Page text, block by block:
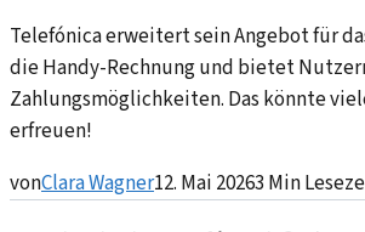
Telefónica erweitert sein Angebot für
die Handy-Rechnung und bietet
Zahlungsmöglichkeiten. Das könnte
erfreuen!
vonClara Wagner12. Mai 20263 Min